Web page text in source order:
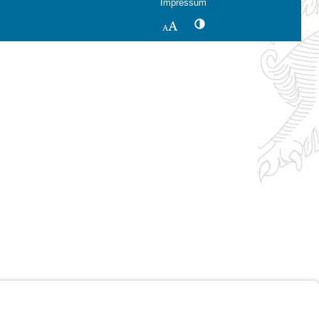
Impressum
SchriftgrößeKontrastwechsel